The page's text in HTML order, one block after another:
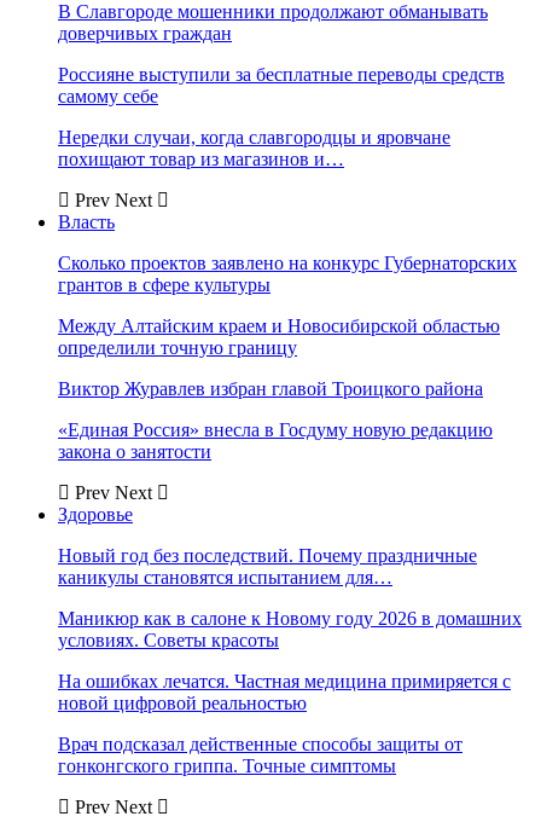
В Славгороде мошенники продолжают обманывать
доверчивых граждан
Россияне выступили за бесплатные переводы средств
самому себе
Нередки случаи, когда славгородцы и яровчане
похищают товар из магазинов и…
Prev Next
Власть
Сколько проектов заявлено на конкурс Губернаторских
грантов в сфере культуры
Между Алтайским краем и Новосибирской областью
определили точную границу
Виктор Журавлев избран главой Троицкого района
«Единая Россия» внесла в Госдуму новую редакцию
закона о занятости
Prev Next
Здоровье
Новый год без последствий. Почему праздничные
каникулы становятся испытанием для…
Маникюр как в салоне к Новому году 2026 в домашних
условиях. Советы красоты
На ошибках лечатся. Частная медицина примиряется с
новой цифровой реальностью
Врач подсказал действенные способы защиты от
гонконгского гриппа. Точные симптомы
Prev Next